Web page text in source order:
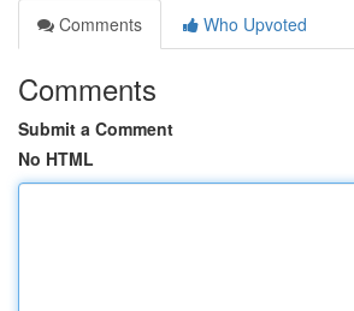
Comments
Who Upvoted
Comments
Submit a Comment
No HTML